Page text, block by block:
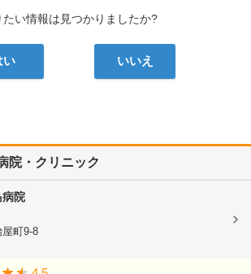
たい情報は見つかりましたか?
い いいえ
院・クリニック
病院
町9-8